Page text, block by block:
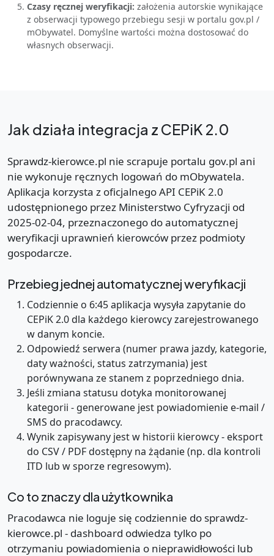
Czasy ręcznej weryfikacji: założenia autorskie wynikające
z obserwacji typowego przebiegu sesji w portalu gov.pl /
mObywatel. Domyślne wartości można dostosować do
własnych obserwacji.
Jak działa integracja z CEPiK 2.0
Sprawdz-kierowce.pl nie scrapuje portalu gov.pl ani
nie wykonuje ręcznych logowań do mObywatela.
Aplikacja korzysta z oficjalnego API CEPiK 2.0
udostępnionego przez Ministerstwo Cyfryzacji od
2025-02-04, przeznaczonego do automatycznej
weryfikacji uprawnień kierowców przez podmioty
gospodarcze.
Przebieg jednej automatycznej weryfikacji
Codziennie o 6:45 aplikacja wysyła zapytanie do
CEPiK 2.0 dla każdego kierowcy zarejestrowanego
w danym koncie.
Odpowiedź serwera (numer prawa jazdy, kategorie,
daty ważności, status zatrzymania) jest
porównywana ze stanem z poprzedniego dnia.
Jeśli zmiana statusu dotyka monitorowanej
kategorii - generowane jest powiadomienie e-mail /
SMS do pracodawcy.
Wynik zapisywany jest w historii kierowcy - eksport
do CSV / PDF dostępny na żądanie (np. dla kontroli
ITD lub w sporze regresowym).
Co to znaczy dla użytkownika
Pracodawca nie loguje się codziennie do sprawdz-
kierowce.pl - dashboard odwiedza tylko po
otrzymaniu powiadomienia o nieprawidłowości lub